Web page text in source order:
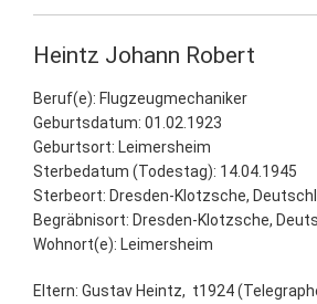
Heintz Johann Robert
Beruf(e): Flugzeugmechaniker
Geburtsdatum: 01.02.1923
Geburtsort: Leimersheim
Sterbedatum (Todestag): 14.04.1945
Sterbeort: Dresden-Klotzsche,
Begräbnisort: Dresden-Klotzsche,
Wohnort(e): Leimersheim
Eltern: Gustav Heintz, t1924